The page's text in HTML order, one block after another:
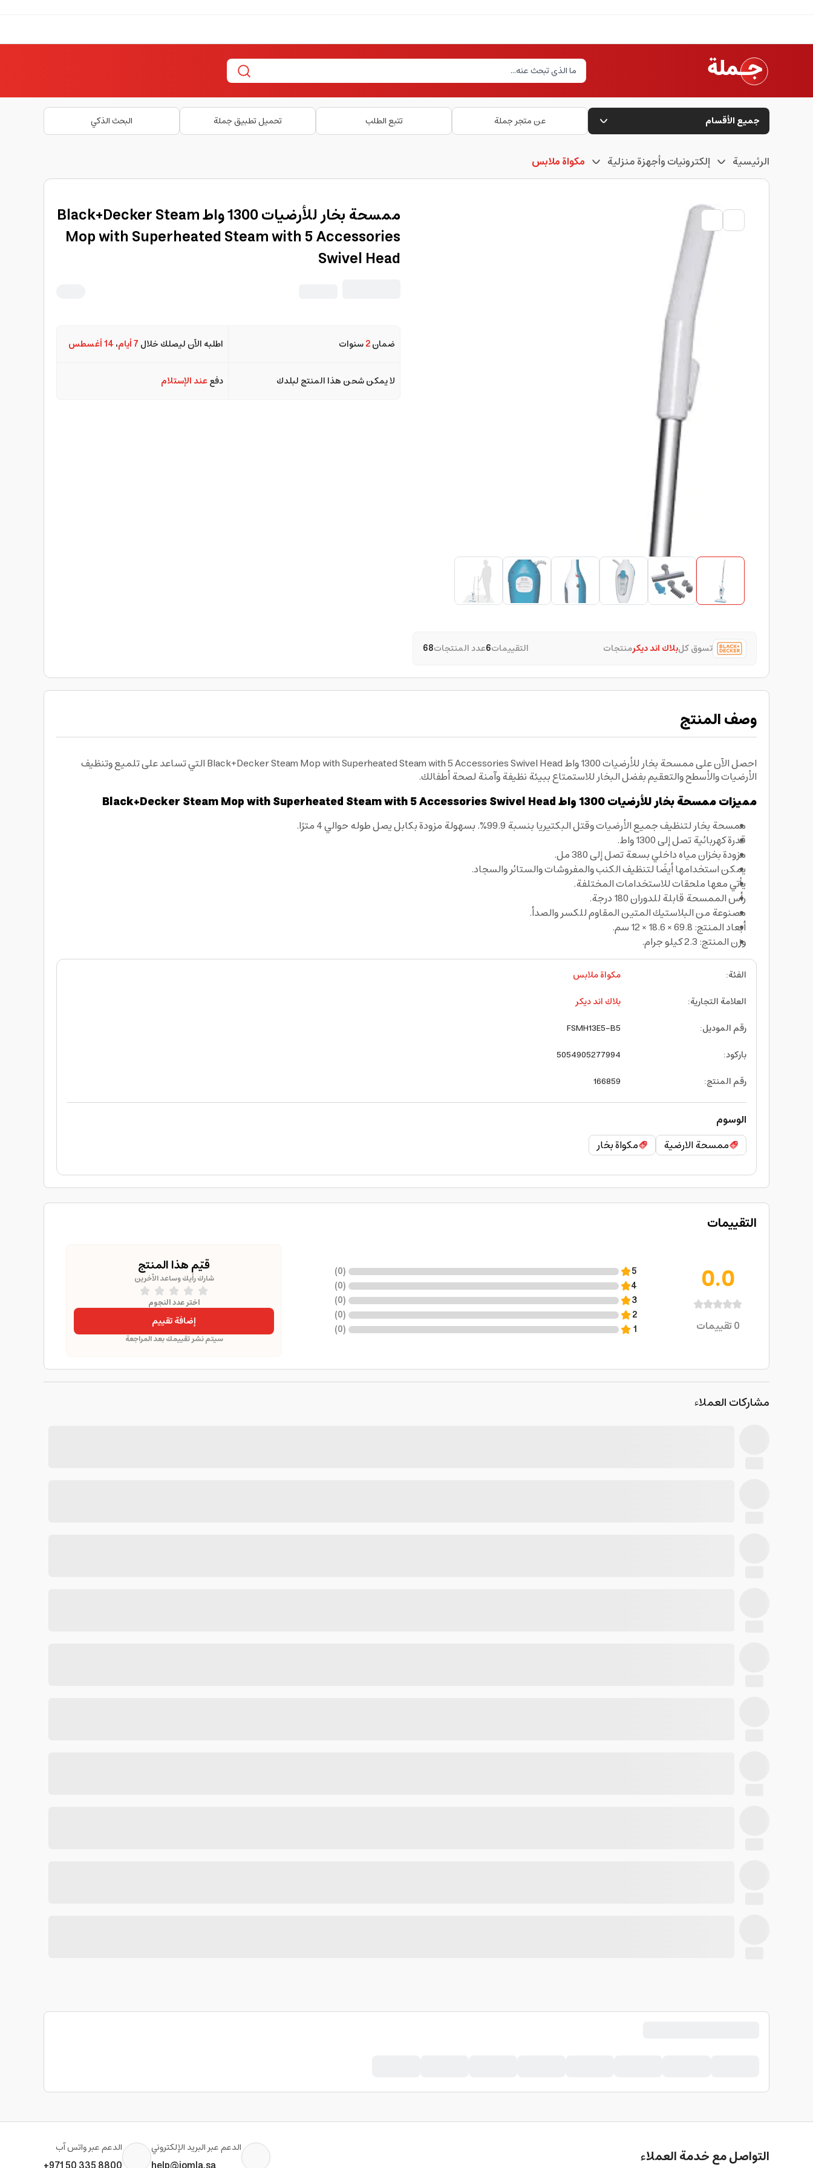
جميع الأقسام عن متجر جملة تتبع الطلب تحميل تطبيق جملة البحث الذكي
الرئيسية إلكترونيات وأجهزة منزلية مكواة ملابس
تسوق كلبلاك اند ديكرمنتجات التقييمات6عدد المنتجات68
ممسحة بخار للأرضيات 1300 واط Black+Decker Steam
Mop with Superheated Steam with 5 Accessories
Swivel Head
ضمان2سنوات اطلبه الآن ليصلك خلال 7 أيام ، 14 أغسطس
لا يمكن شحن هذا المنتج لبلدك دفععند الإستلام
وصف المنتج
احصل الآن على ممسحة بخار للأرضيات 1300 واط Black+Decker Steam Mop with Superheated Steam with 5 Accessories Swivel Head التي تساعد على تلميع وتنظيف
الأرضيات والأسطح والتعقيم بفضل البخار للاستمتاع ببيئة نظيفة وآمنة لصحة أطفالك.
مميزات ممسحة بخار للأرضيات 1300 واط Black+Decker Steam Mop with Superheated Steam with 5 Accessories Swivel Head
ممسحة بخار لتنظيف جميع الأرضيات وقتل البكتيريا بنسبة 99.9%. بسهولة مزودة بكابل يصل طوله حوالي 4 مترًا.
قدرة كهربائية تصل إلى 1300 واط.
مزودة بخزان مياه داخلي بسعة تصل إلى 380 مل.
يمكن استخدامها أيضًا لتنظيف الكنب والمفروشات والستائر والسجاد.
يأتي معها ملحقات للاستخدامات المختلفة.
رأس الممسحة قابلة للدوران 180 درجة.
مصنوعة من البلاستيك المتين المقاوم للكسر والصدأ.
أبعاد المنتج: 69.8 × 18.6 × 12 سم.
وزن المنتج: 2.3 كيلو جرام.
الفئة:
مكواة ملابس
العلامة التجارية:
بلاك اند ديكر
رقم الموديل:
FSMH13E5-B5
باركود:
5054905277994
رقم المنتج:
166859
الوسوم
ممسحة الارضية
مكواة بخار
التقييمات
0.0
0تقييمات
5
(
0
)
4
(
0
)
3
(
0
)
2
(
0
)
1
(
0
)
قيّم هذا المنتج
شارك رأيك وساعد الآخرين
اختر عدد النجوم
إضافة تقييم
سيتم نشر تقييمك بعد المراجعة
مشاركات العملاء
التواصل مع خدمة العملاء الدعم عبر البريد الإلكتروني الدعم عبر واتس آب